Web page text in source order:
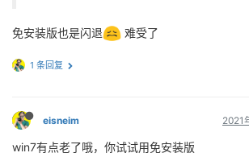
免安装版也是闪退 难受了
1 条回复
eisneim 2021
win7有点老了哦，你试试用免安装版